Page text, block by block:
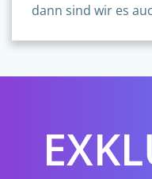
dann sind wir es